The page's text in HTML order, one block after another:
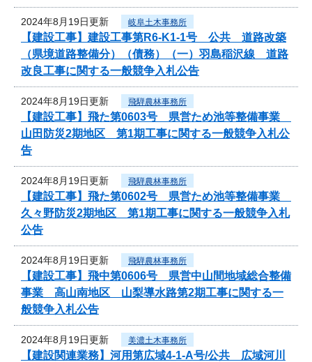
2024年8月19日更新 岐阜土木事務所
【建設工事】建設工事第R6-K1-1号 公共 道路改築
（県境道路整備分）（債務）（一）羽島稲沢線 道路
改良工事に関する一般競争入札公告
2024年8月19日更新 飛騨農林事務所
【建設工事】飛た第0603号 県営ため池等整備事業
山田防災2期地区 第1期工事に関する一般競争入札公
告
2024年8月19日更新 飛騨農林事務所
【建設工事】飛た第0602号 県営ため池等整備事業
久々野防災2期地区 第1期工事に関する一般競争入札
公告
2024年8月19日更新 飛騨農林事務所
【建設工事】飛中第0606号 県営中山間地域総合整備
事業 高山南地区 山梨導水路第2期工事に関する一
般競争入札公告
2024年8月19日更新 美濃土木事務所
【建設関連業務】河用第広域4-1-A号/公共 広域河川